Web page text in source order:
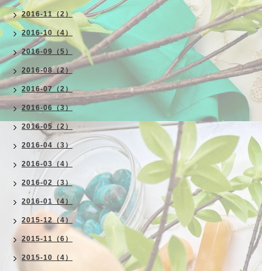
2016-11（2）
2016-10（4）
2016-09（5）
2016-08（2）
2016-07（2）
2016-06（3）
2016-05（2）
2016-04（3）
2016-03（4）
2016-02（3）
2016-01（4）
2015-12（4）
2015-11（6）
2015-10（4）